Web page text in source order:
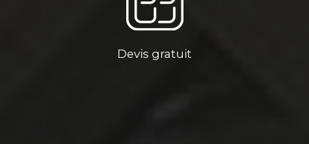
Devis gratuit